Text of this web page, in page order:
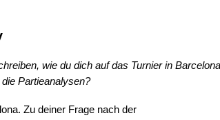
wie du dich auf das Turnier in Barcelona
Partieanalysen?
Zu deiner Frage nach der